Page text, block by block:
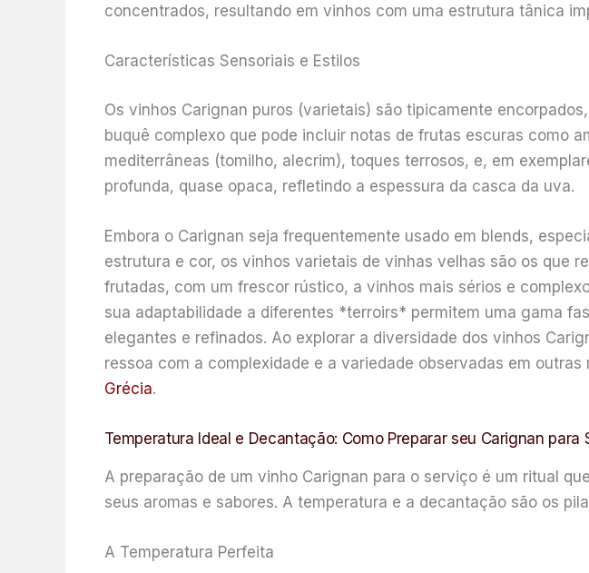
concentrados, resultando em vinhos com uma estrutura tânica
Características Sensoriais e Estilos
Os vinhos Carignan puros (varietais) são tipicamente
buquê complexo que pode incluir notas de frutas escuras como
mediterrâneas (tomilho, alecrim), toques terrosos, e, em
profunda, quase opaca, refletindo a espessura da casca da uva.
Embora o Carignan seja frequentemente usado em blends,
estrutura e cor, os vinhos varietais de vinhas velhas são os que
frutadas, com um frescor rústico, a vinhos mais sérios e
sua adaptabilidade a diferentes *terroirs* permitem uma gama
elegantes e refinados. Ao explorar a diversidade dos vinhos
ressoa com a complexidade e a variedade observadas em
Grécia.
Temperatura Ideal e Decantação: Como Preparar seu Carignan para
A preparação de um vinho Carignan para o serviço é um ritual
seus aromas e sabores. A temperatura e a decantação são os
A Temperatura Perfeita